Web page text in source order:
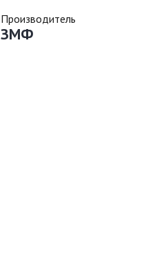
Производитель
ЗМФ